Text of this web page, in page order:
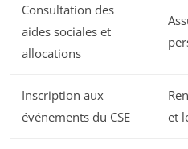
Consultation des
aides sociales et
allocations
Inscription aux
événements du CSE
et